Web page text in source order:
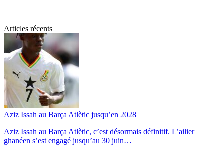
Articles récents
Aziz Issah au Barça Atlètic jusqu’en 2028
Aziz Issah au Barça Atlètic, c’est désormais définitif. L’ailier
ghanéen s’est engagé jusqu’au 30 juin…